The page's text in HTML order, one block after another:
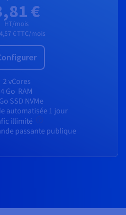
€
HT/mois
4,57 €TTC/mois
2 vCores
4 Go RAM
SSD NVMe
automatisée 1 jour
illimité
passante publique